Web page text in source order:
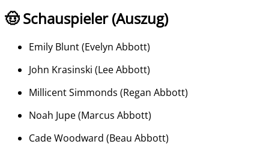
🤠 Schauspieler (Auszug)
Emily Blunt(Evelyn Abbott)
John Krasinski (Lee Abbott)
Millicent Simmonds (Regan Abbott)
Noah Jupe(Marcus Abbott)
Cade Woodward (Beau Abbott)